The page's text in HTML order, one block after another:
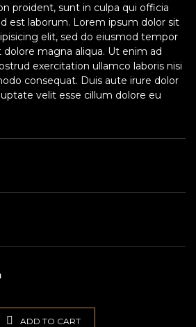
proident, sunt in culpa qui officia
est laborum. Lorem ipsum dolor sit
elit, sed do eiusmod tempor
magna aliqua. Ut enim ad
exercitation ullamco laboris nisi
consequat. Duis aute irure dolor
velit esse cillum dolore eu
ADD TO CART